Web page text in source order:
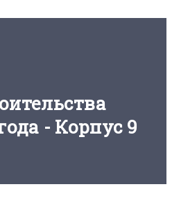
- Корпус 9